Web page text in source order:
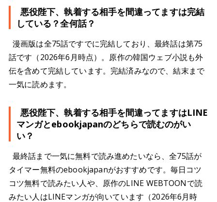
悪役陛下、執着する相手を間違ってますは完結
している？全何話？
漫画版は全75話ですでに完結しており、最終話は第75
話です（2026年6月時点）。原作の韓国ウェブ小説も外
伝を含めて完結しています。完結済みなので、結末まで
一気に読めます。
悪役陛下、執着する相手を間違ってますはLINE
マンガとebookjapanのどちらで読むのがい
い？
最終話まで一気に無料で読み進めたいなら、全75話が
タイマー無料のebookjapanがおすすめです。毎日コツ
コツ無料で読みたい人や、原作のLINE WEBTOONで読
みたい人はLINEマンガが向いています（2026年6月時